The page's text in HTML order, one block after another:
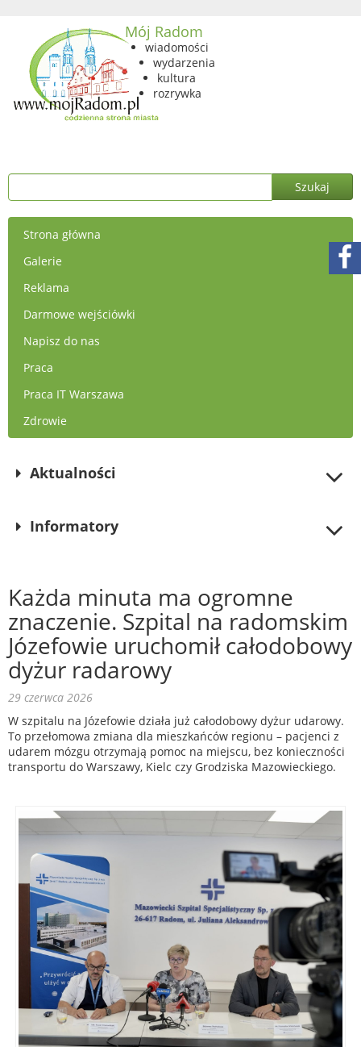
Mój Radom
wiadomości
wydarzenia
kultura
rozrywka
Strona główna
Galerie
Reklama
Darmowe wejściówki
Napisz do nas
Praca
Praca IT Warszawa
Zdrowie
Aktualności
Informatory
Każda minuta ma ogromne
znaczenie. Szpital na radomskim
Józefowie uruchomił całodobowy
dyżur radarowy
29 czerwca 2026
W szpitalu na Józefowie działa już całodobowy dyżur udarowy.
To przełomowa zmiana dla mieszkańców regionu – pacjenci z
udarem mózgu otrzymają pomoc na miejscu, bez konieczności
transportu do Warszawy, Kielc czy Grodziska Mazowieckiego.